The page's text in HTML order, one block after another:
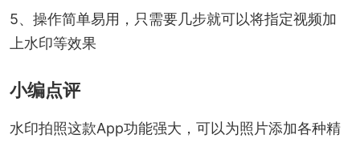
5、操作简单易用，只需要几步就可以将指定视频加
上水印等效果
小编点评
水印拍照这款App功能强大，可以为照片添加各种精